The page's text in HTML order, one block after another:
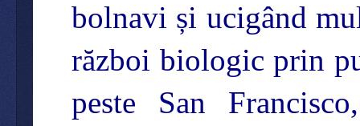
bolnavi și ucigând
război biologic prin
peste San